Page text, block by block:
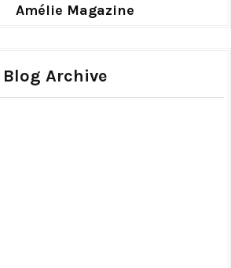
Amélie Magazine
Blog Archive